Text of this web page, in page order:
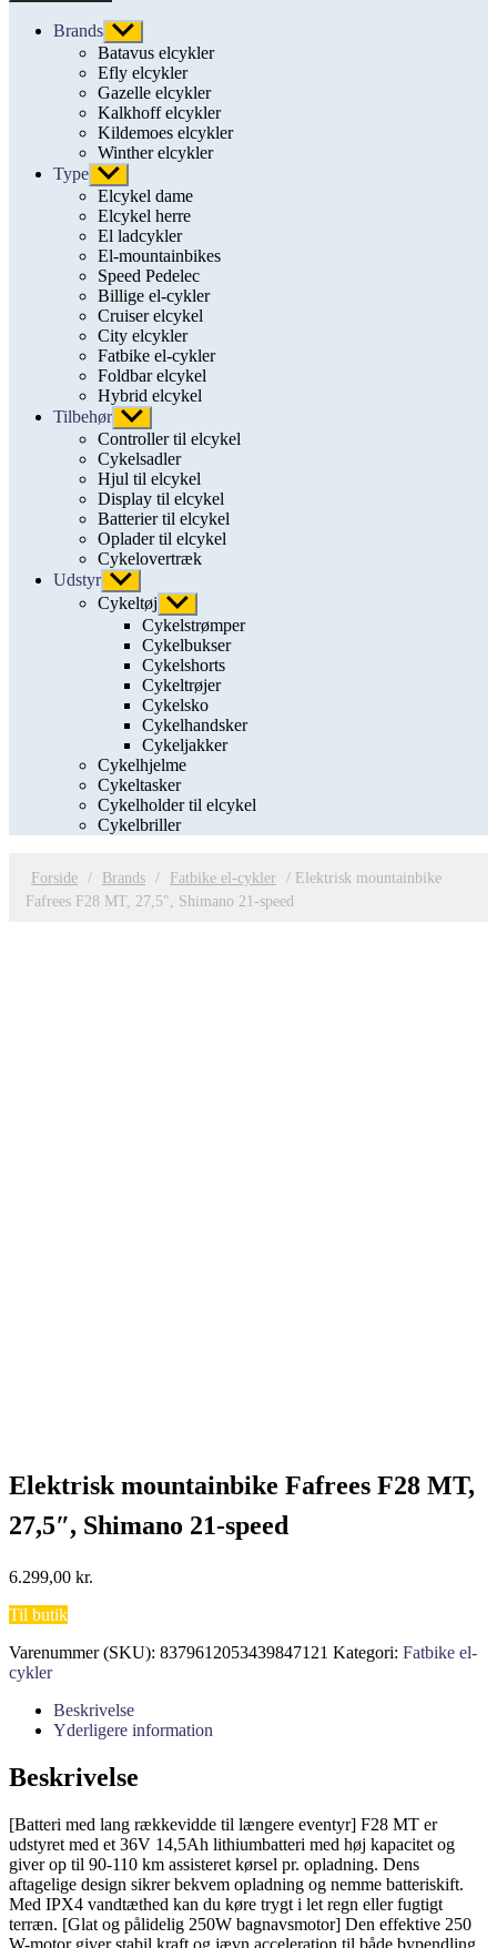
Brands Vis
undermenu
Batavus elcykler
Efly elcykler
Gazelle elcykler
Kalkhoff elcykler
Kildemoes elcykler
Winther elcykler
Type Vis
undermenu
Elcykel dame
Elcykel herre
El ladcykler
El-mountainbikes
Speed Pedelec
Billige el-cykler
Cruiser elcykel
City elcykler
Fatbike el-cykler
Foldbar elcykel
Hybrid elcykel
Tilbehør Vis
undermenu
Controller til elcykel
Cykelsadler
Hjul til elcykel
Display til elcykel
Batterier til elcykel
Oplader til elcykel
Cykelovertræk
Udstyr Vis
undermenu
Cykeltøj Vis
undermenu
Cykelstrømper
Cykelbukser
Cykelshorts
Cykeltrøjer
Cykelsko
Cykelhandsker
Cykeljakker
Cykelhjelme
Cykeltasker
Cykelholder til elcykel
Cykelbriller
Forside / Brands / Fatbike el-cykler / Elektrisk mountainbike
Fafrees F28 MT, 27,5″, Shimano 21-speed
Elektrisk mountainbike Fafrees F28 MT,
27,5″, Shimano 21-speed
6.299,00 kr.
Til butik
Varenummer (SKU): 8379612053439847121 Kategori: Fatbike el-
cykler
Beskrivelse
Yderligere information
Beskrivelse
[Batteri med lang rækkevidde til længere eventyr] F28 MT er
udstyret med et 36V 14,5Ah lithiumbatteri med høj kapacitet og
giver op til 90-110 km assisteret kørsel pr. opladning. Dens
aftagelige design sikrer bekvem opladning og nemme batteriskift.
Med IPX4 vandtæthed kan du køre trygt i let regn eller fugtigt
terræn. [Glat og pålidelig 250W bagnavsmotor] Den effektive 250
W-motor giver stabil kraft og jævn acceleration til både bypendling